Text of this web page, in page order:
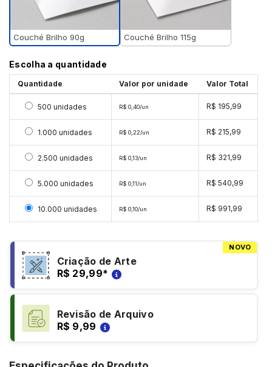
Couché Brilho 90g Couché Brilho 115g
Escolha a quantidade
Quantidade Valor por unidade Valor Total
Selecionar 500 unidades
500 unidades R$ 0,40/un R$ 195,99
Selecionar 1000 unidades
1.000 unidades R$ 0,22/un R$ 215,99
Selecionar 2500 unidades
2.500 unidades R$ 0,13/un R$ 321,99
Selecionar 5000 unidades
5.000 unidades R$ 0,11/un R$ 540,99
Selecionar 10000 unidades
10.000 unidades R$ 0,10/un R$ 991,99
NOVO
Criação de Arte
R$ 29,99*
Revisão de Arquivo
R$ 9,99